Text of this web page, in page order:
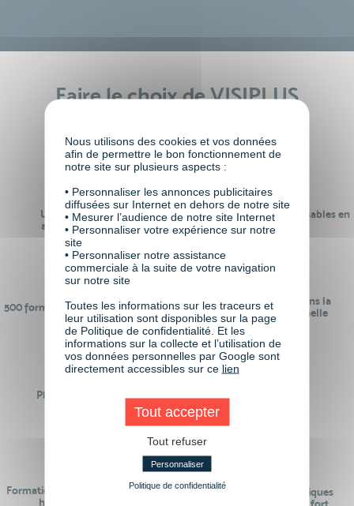
Faire le choix de VISIPLUS
Un réseau de 22 000
anciens participants
100% des formations réalisables en
digital learning
500 formations pour se préparer au
monde de demain
24 ans d'expérience dans la
formation professionnelle
Plus de 50 formations
Des intervenants
Formations réalisables pendant ou
hors temps de travail
Des contenus pédagogiques
Nous utilisons des cookies et vos données
afin de permettre le bon fonctionnement de
notre site sur plusieurs aspects :
• Personnaliser les annonces publicitaires
diffusées sur Internet en dehors de notre site
• Mesurer l’audience de notre site Internet
• Personnaliser votre expérience sur notre
site
• Personnaliser notre assistance
commerciale à la suite de votre navigation
sur notre site
Toutes les informations sur les traceurs et
leur utilisation sont disponibles sur la page
de Politique de confidentialité. Et les
informations sur la collecte et l’utilisation de
vos données personnelles par Google sont
directement accessibles sur ce lien
Tout accepter
Tout refuser
Personnaliser
Politique de confidentialité